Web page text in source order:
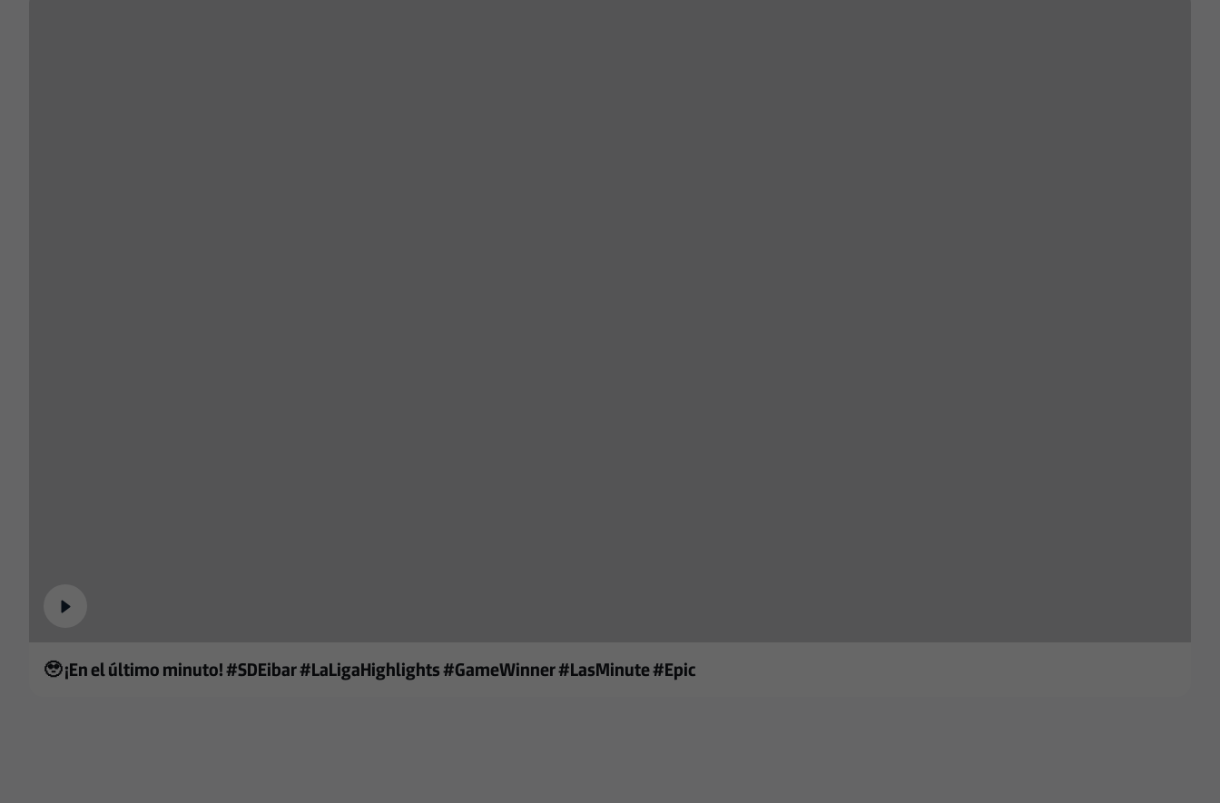
🥹 ¡En el último minuto! #SDEibar #LaLigaHighlights #GameWinner #LasMinute #Epic